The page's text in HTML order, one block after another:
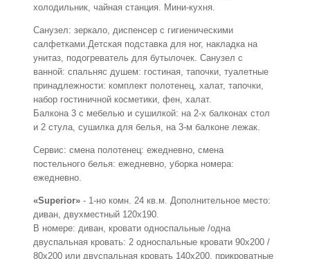
холодильник, чайная станция. Мини-кухня.
Санузел: зеркало, диспенсер с гигиеническими
салфетками.Детская подставка для ног, накладка на
унитаз, подогреватель для бутылочек. Санузел с
ванной: спальняс душем: гостиная, тапочки, туалетные
принадлежности: комплект полотенец, халат, тапочки,
набор гостиничной косметики, фен, халат.
Балкона 3 с мебелью и сушилкой: на 2-х балконах стол
и 2 стула, сушилка для белья, на 3-м балконе лежак.
Сервис: смена полотенец: ежедневно, смена
постельного белья: ежедневно, уборка номера:
ежедневно.
«Superior» - 1-но комн. 24 кв.м. Дополнительное место:
диван, двухместный 120х190.
В номере: диван, кровати односпальные /одна
двуспальная кровать: 2 односпальные кровати 90х200 /
80х200 или двуспальная кровать 140х200, прикроватные